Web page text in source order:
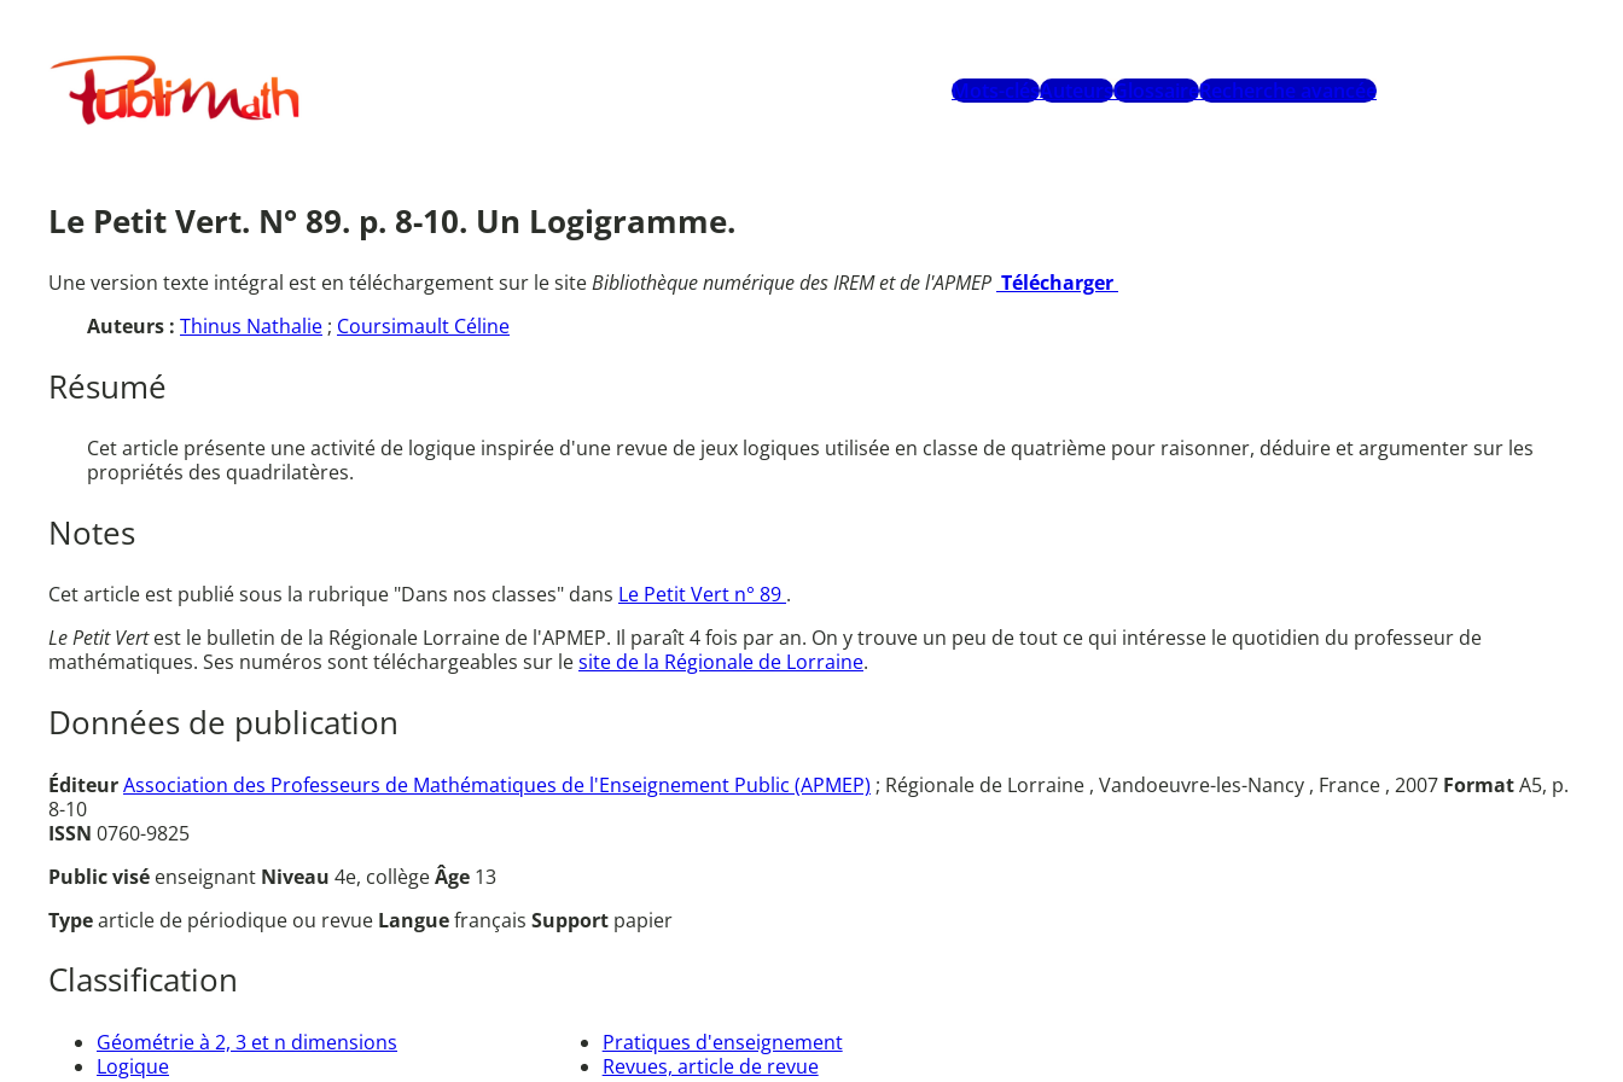
contenuPublimath
Mots-clésAuteursGlossaireRecherche avancée
Le Petit Vert. N° 89. p. 8-10. Un Logigramme.
Une version texte intégral est en téléchargement sur le siteBibliothèque numérique des IREM et de l'APMEP Télécharger
Auteurs : Thinus Nathalie ; Coursimault Céline
Résumé
Cet article présente une activité de logique inspirée d'une revue de jeux logiques utilisée en classe de quatrième pour raisonner, déduire et argumenter sur les
propriétés des quadrilatères.
Notes
Cet article est publié sous la rubrique "Dans nos classes" dans Le Petit Vert n° 89 .
Le Petit Vertest le bulletin de la Régionale Lorraine de l'APMEP. Il paraît 4 fois par an. On y trouve un peu de tout ce qui intéresse le quotidien du professeur de
mathématiques. Ses numéros sont téléchargeables sur lesite de la Régionale de Lorraine.
Données de publication
ÉditeurAssociation des Professeurs de Mathématiques de l'Enseignement Public (APMEP) ; Régionale de Lorraine , Vandoeuvre-les-Nancy , France , 2007 FormatA5, p.
8-10
ISSN 0760-9825
Public visé enseignant Niveau 4e, collègeÂge 13
Typearticle de périodique ou revue Languefrançais Support papier
Classification
Géométrie à 2, 3 et n dimensions
Logique
Pratiques d'enseignement
Revues, article de revue